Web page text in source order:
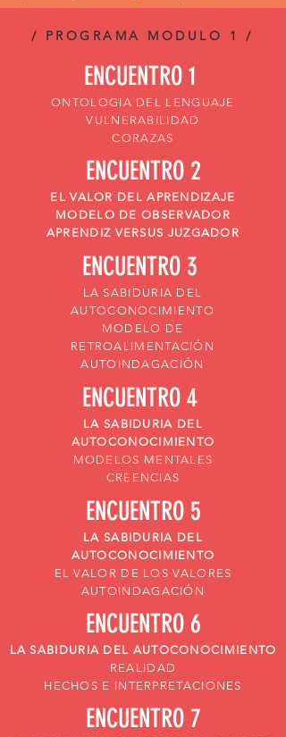
/ PROGRAMA MODULO 1 /
ENCUENTRO 1
ONTOLOGIA DEL LENGUAJE
VULNERABILIDAD
CORAZAS
ENCUENTRO 2
EL VALOR DEL APRENDIZAJE
MODELO DE OBSERVADOR
APRENDIZ VERSUS JUZGADOR
ENCUENTRO 3
LA SABIDURIA DEL
AUTOCONOCIMIENTO
MODELO DE
RETROALIMENTACIÓN
AUTOINDAGACIÓN
ENCUENTRO 4
LA SABIDURIA DEL
AUTOCONOCIMIENTO
MODELOS MENTALES
CREENCIAS
ENCUENTRO 5
LA SABIDURIA DEL
AUTOCONOCIMIENTO
EL VALOR DE LOS VALORES
AUTOINDAGACIÓN
ENCUENTRO 6
LA SABIDURIA DEL AUTOCONOCIMIENTO
REALIDAD
HECHOS E INTERPRETACIONES
ENCUENTRO 7